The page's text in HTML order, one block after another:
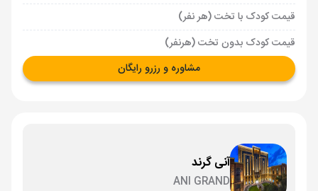
قیمت کودک با تخت (هر نفر)
قیمت کودک بدون تخت (هرنفر)
مشاوره و رزرو رایگان
آنی گرند
ANI GRAND